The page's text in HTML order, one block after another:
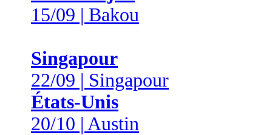
15/09 | Bakou
Singapour
22/09 | Singapour
États-Unis
20/10 | Austin